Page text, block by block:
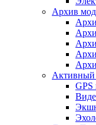
Архив
Активный
GPS